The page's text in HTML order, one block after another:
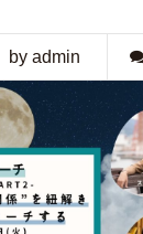
by admin